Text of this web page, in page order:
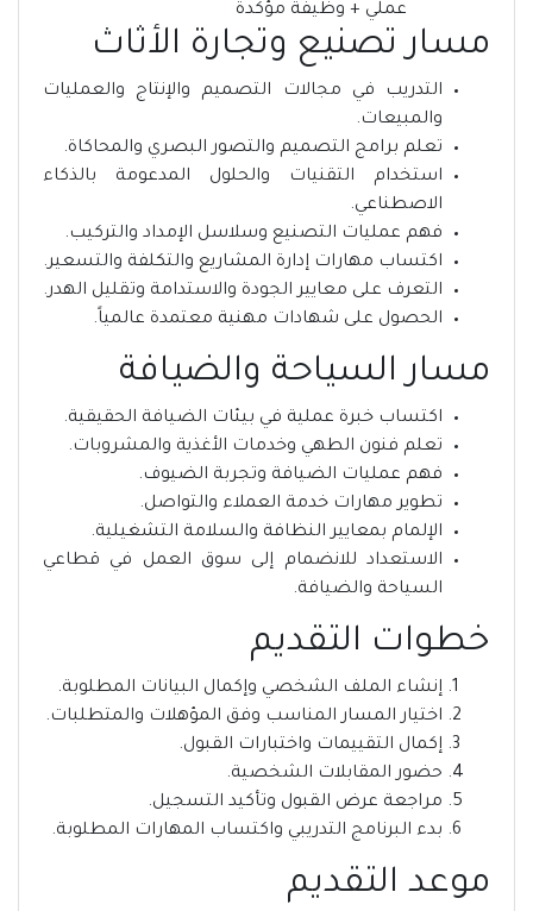
عملي + وظيفة مؤكدة
مسار تصنيع وتجارة الأثاث
التدريب في مجالات التصميم والإنتاج والعمليات
والمبيعات.
تعلم برامج التصميم والتصور البصري والمحاكاة.
استخدام التقنيات والحلول المدعومة بالذكاء
الاصطناعي.
فهم عمليات التصنيع وسلاسل الإمداد والتركيب.
اكتساب مهارات إدارة المشاريع والتكلفة والتسعير.
التعرف على معايير الجودة والاستدامة وتقليل الهدر.
الحصول على شهادات مهنية معتمدة عالمياً.
مسار السياحة والضيافة
اكتساب خبرة عملية في بيئات الضيافة الحقيقية.
تعلم فنون الطهي وخدمات الأغذية والمشروبات.
فهم عمليات الضيافة وتجربة الضيوف.
تطوير مهارات خدمة العملاء والتواصل.
الإلمام بمعايير النظافة والسلامة التشغيلية.
الاستعداد للانضمام إلى سوق العمل في قطاعي
السياحة والضيافة.
خطوات التقديم
إنشاء الملف الشخصي وإكمال البيانات المطلوبة.
اختيار المسار المناسب وفق المؤهلات والمتطلبات.
إكمال التقييمات واختبارات القبول.
حضور المقابلات الشخصية.
مراجعة عرض القبول وتأكيد التسجيل.
بدء البرنامج التدريبي واكتساب المهارات المطلوبة.
موعد التقديم